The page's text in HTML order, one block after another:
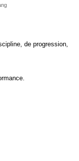
de progression,